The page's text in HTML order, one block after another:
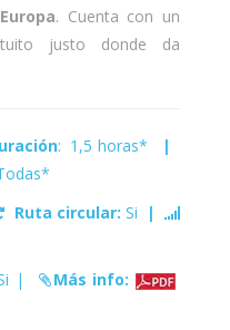
. Cuenta con un
justo donde da
: 1,5 horas*
|
Ruta circular: Si
|
|
Más info: